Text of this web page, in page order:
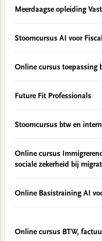
Meerdaagse opleiding
Stoomcursus AI voor
Online cursus toepassing
Future Fit Professionals
Stoomcursus btw en
Online cursus
sociale zekerheid bij
Online Basistraining AI
Online cursus BTW,